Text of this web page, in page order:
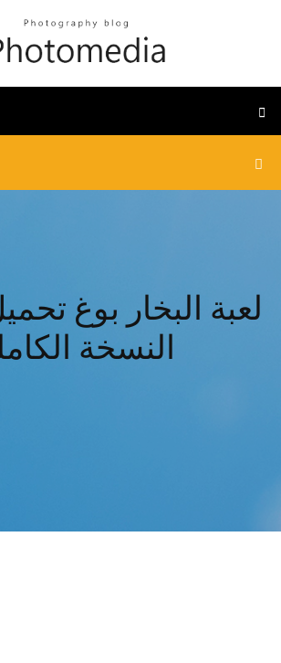
لعبة البخار بوغ
النسخة